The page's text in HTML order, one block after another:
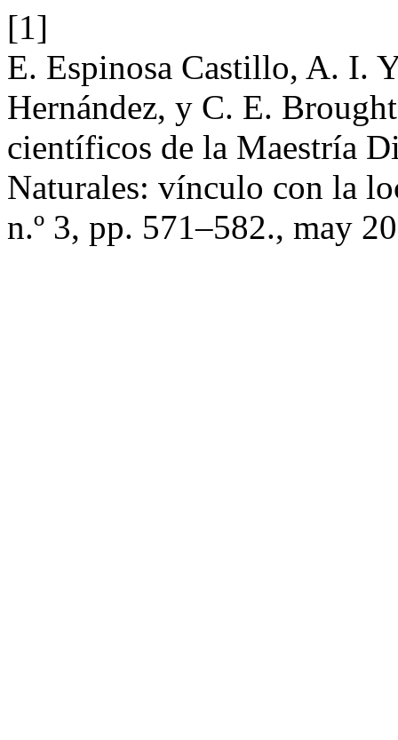
[1]
E. Espinosa Castillo, A. I.
Hernández, y C. E.
científicos de la Maestría
Naturales: vínculo con la
n.º 3, pp. 571–582., may